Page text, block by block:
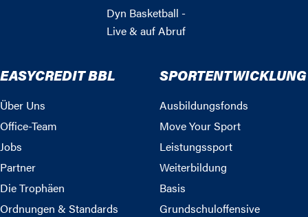
Dyn Basketball -
Live & auf Abruf
EASYCREDIT BBL
Über Uns
Office-Team
Jobs
Partner
Die Trophäen
Ordnungen & Standards
SPORTENTWICKLUNG
Ausbildungsfonds
Move Your Sport
Leistungssport
Weiterbildung
Basis
Grundschuloffensive